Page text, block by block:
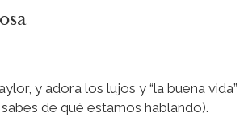
y adora los lujos y “la buena vida”
de qué estamos hablando).